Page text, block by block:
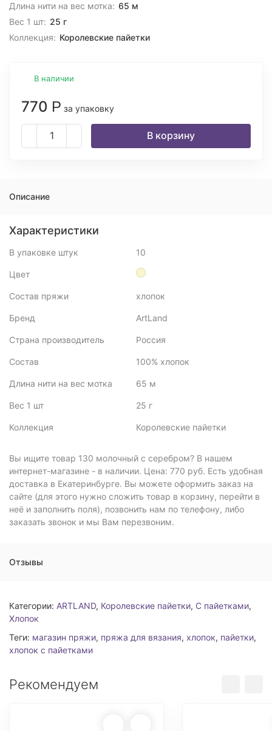
Длина нити на вес мотка: 65 м
Вес 1 шт: 25 г
Коллекция: Королевские пайетки
В наличии
770 Р за упаковку
В корзину
Описание
Характеристики
В упаковке штук 10
Цвет
Состав пряжи хлопок
Бренд ArtLand
Страна производитель Россия
Состав 100% хлопок
Длина нити на вес мотка 65 м
Вес 1 шт 25 г
Коллекция Королевские пайетки
Вы ищите товар 130 молочный с серебром? В нашем
интернет-магазине - в наличии. Цена: 770 руб. Есть удобная
доставка в Екатеринбурге. Вы можете оформить заказ на
сайте (для этого нужно сложить товар в корзину, перейти в
неё и заполнить поля), позвонить нам по телефону, либо
заказать звонок и мы Вам перезвоним.
Отзывы
Категории: ARTLAND, Королевские пайетки, С пайетками,
Хлопок
Теги: магазин пряжи, пряжа для вязания, хлопок, пайетки,
хлопок с пайетками
Рекомендуем